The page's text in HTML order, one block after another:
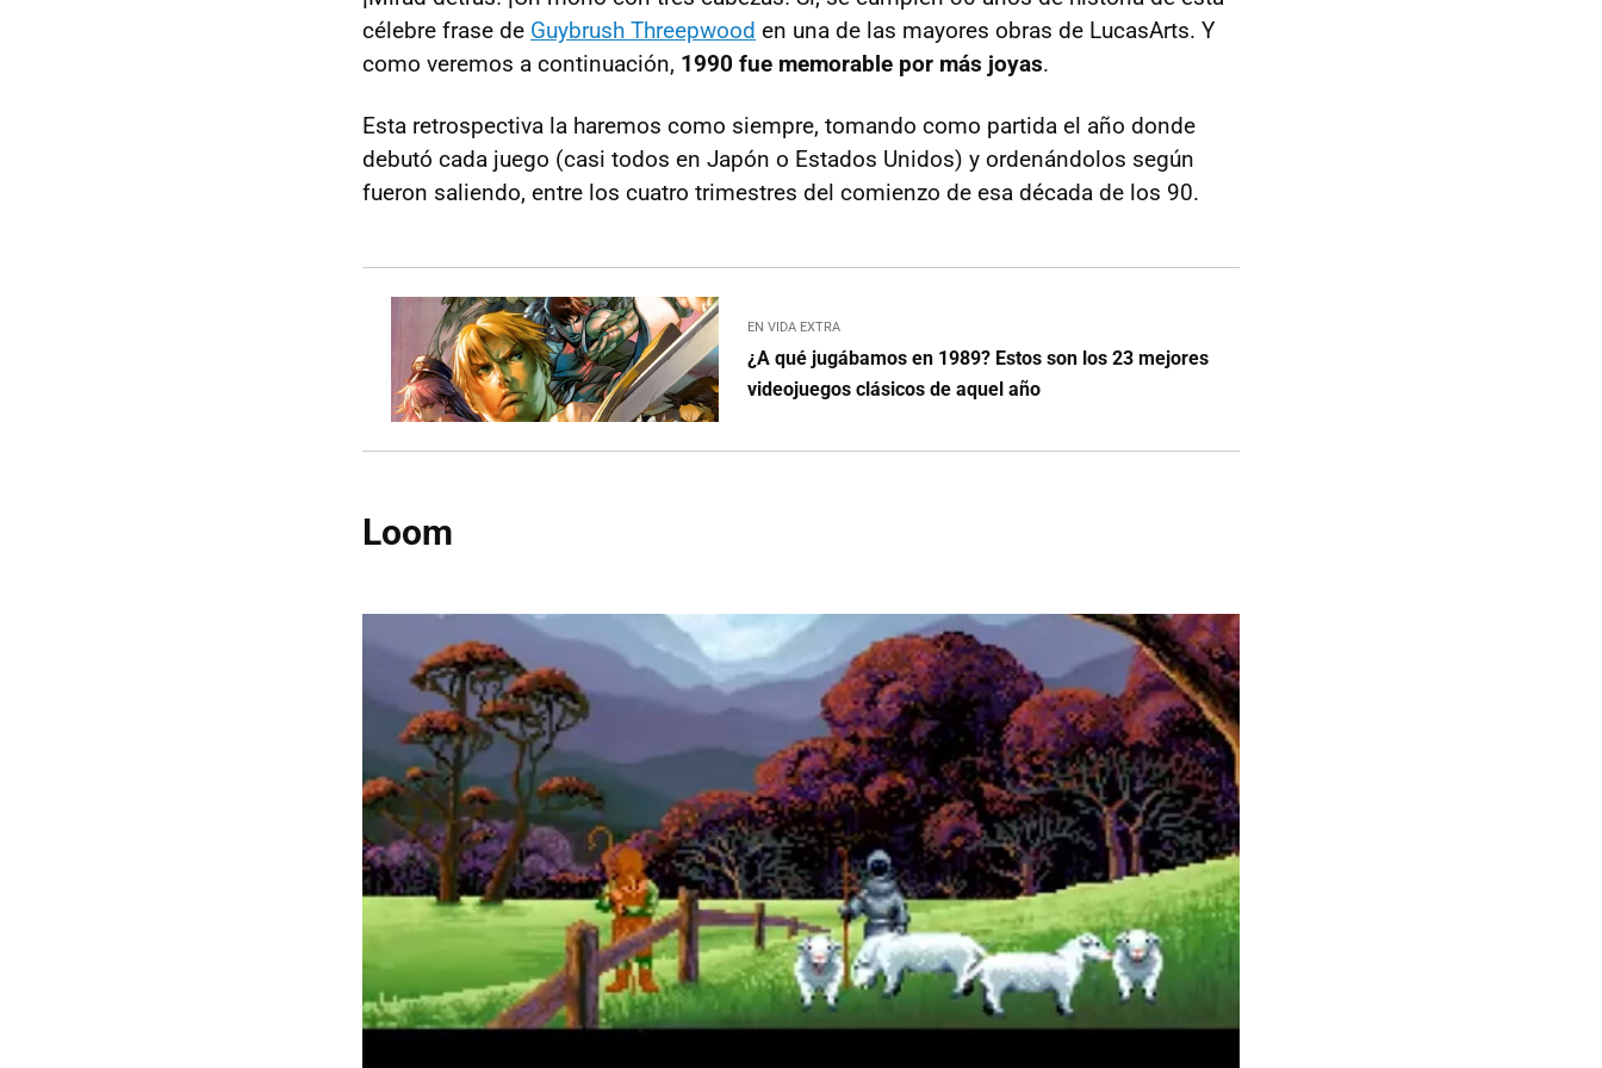
célebre frase de Guybrush Threepwood en una de las mayores obras de LucasArts. Y
como veremos a continuación, 1990 fue memorable por más joyas.
Esta retrospectiva la haremos como siempre, tomando como partida el año donde
debutó cada juego (casi todos en Japón o Estados Unidos) y ordenándolos según
fueron saliendo, entre los cuatro trimestres del comienzo de esa década de los 90.
EN VIDA EXTRA
¿A qué jugábamos en 1989? Estos son los 23 mejores
videojuegos clásicos de aquel año
Loom